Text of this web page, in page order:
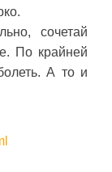
сочетай
По крайней
А то и